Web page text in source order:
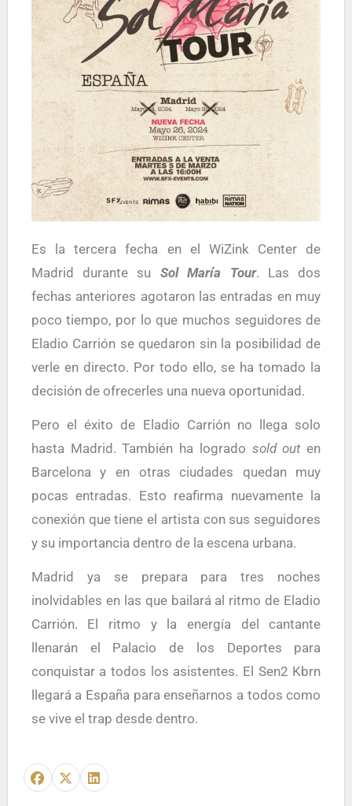
Es la tercera fecha en el WiZink Center de
Madrid durante su Sol María Tour. Las dos
fechas anteriores agotaron las entradas en muy
poco tiempo, por lo que muchos seguidores de
Eladio Carrión se quedaron sin la posibilidad de
verle en directo. Por todo ello, se ha tomado la
decisión de ofrecerles una nueva oportunidad.
Pero el éxito de Eladio Carrión no llega solo
hasta Madrid. También ha logrado sold outen
Barcelona y en otras ciudades quedan muy
pocas entradas. Esto reafirma nuevamente la
conexión que tiene el artista con sus seguidores
y su importancia dentro de la escena urbana.
Madrid ya se prepara para tres noches
inolvidables en las que bailará al ritmo de Eladio
Carrión. El ritmo y la energía del cantante
llenarán el Palacio de los Deportes para
conquistar a todos los asistentes. El Sen2 Kbrn
llegará a España para enseñarnos a todos como
se vive el trap desde dentro.